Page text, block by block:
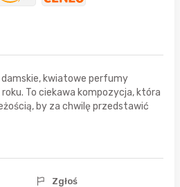
damskie, kwiatowe perfumy
To ciekawa kompozycja, która
by za chwilę przedstawić
Zgłoś